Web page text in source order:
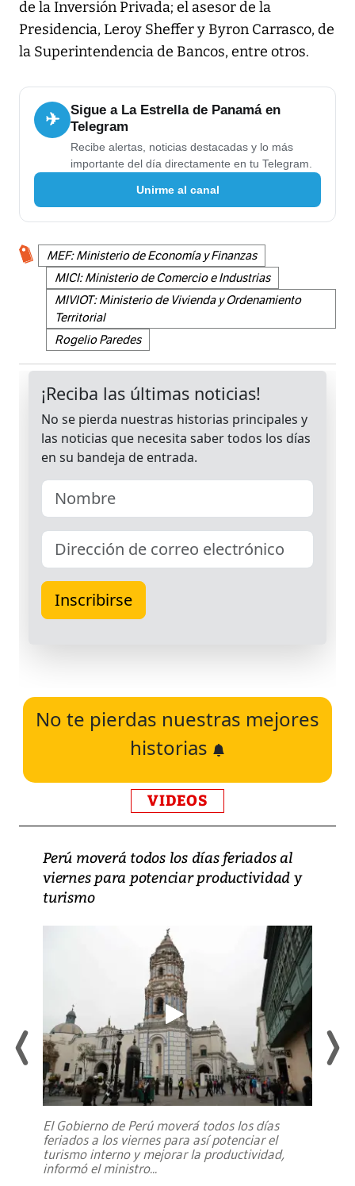
de la Inversión Privada; el asesor de la
Presidencia, Leroy Sheffer y Byron Carrasco, de
la Superintendencia de Bancos, entre otros.
✈
Sigue a La Estrella de Panamá en
Telegram
Recibe alertas, noticias destacadas y lo más
importante del día directamente en tu Telegram.
Unirme al canal
MEF: Ministerio de Economía y Finanzas
MICI: Ministerio de Comercio e Industrias
MIVIOT: Ministerio de Vivienda y Ordenamiento
Territorial
Rogelio Paredes
No te pierdas nuestras mejores
historias
VIDEOS
Perú moverá todos los días feriados al
viernes para potenciar productividad y
turismo
El Gobierno de Perú moverá todos los días
feriados a los viernes para así potenciar el
turismo interno y mejorar la productividad,
informó el ministro...